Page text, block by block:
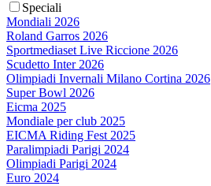
Speciali
Mondiali 2026
Roland Garros 2026
Sportmediaset Live Riccione 2026
Scudetto Inter 2026
Olimpiadi Invernali Milano Cortina 2026
Super Bowl 2026
Eicma 2025
Mondiale per club 2025
EICMA Riding Fest 2025
Paralimpiadi Parigi 2024
Olimpiadi Parigi 2024
Euro 2024